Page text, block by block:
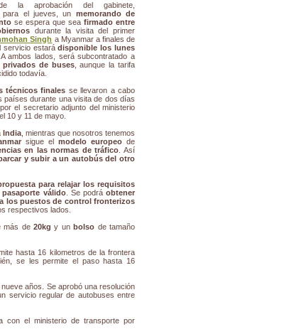
la aprobación del gabinete,
para el jueves, un memorando de
se espera que seafirmado entre
durante la visita del primer
Singh a Myanmar a finales de
servicio estarádisponible los lunes
. A ambos lados, será subcontratado a
privados de buses, aunque la tarifa
todavía.
técnicos finales se llevaron a cabo
países durante una visita de dos días
el secretario adjunto del ministerio
, el 10 y 11 de mayo.
India, mientras que nosotros tenemos
sigue elmodelo europeo de
en las normas de tráfico . Así
y subir a un autobús del otro
para relajar los requisitos
pasaporte válido. Se podráobtener
a lospuestos de control fronterizos
respectivos lados.
más de 20kg y unbolso de tamaño
hasta 16 kilometros de la frontera
se les permite el paso hasta 16
años. Se aprobó una resolución
servicio regular de autobuses entre
con el ministerio de transporte por